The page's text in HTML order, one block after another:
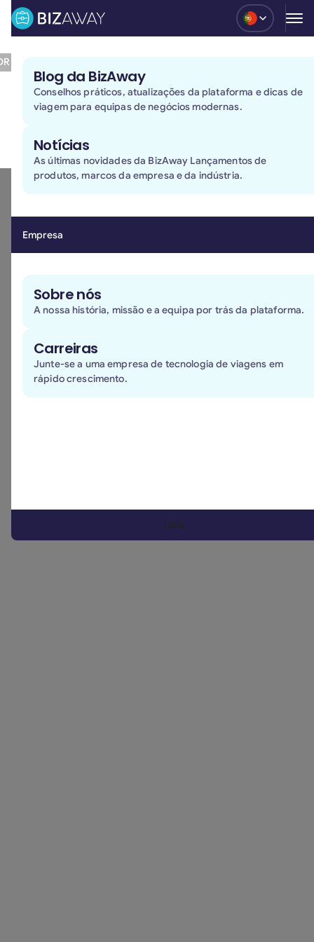
Blog
Blog da BizAway
Conselhos práticos, atualizações da plataforma e dicas de
viagem para equipas de negócios modernas.
Notícias
As últimas novidades da BizAway Lançamentos de
produtos, marcos da empresa e da indústria.
Empresa
Sobre nós
A nossa história, missão e a equipa por trás da plataforma.
Carreiras
Junte-se a uma empresa de tecnologia de viagens em
rápido crescimento.
Link
– Barcelona office
A day in the life of SDR – Barcelona office
Short description of your role.
David
Table of contents